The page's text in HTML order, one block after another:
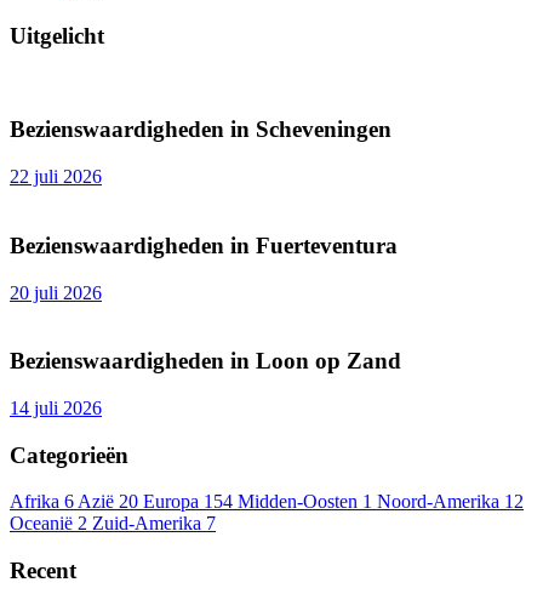
Uitgelicht
Bezienswaardigheden in Scheveningen
22 juli 2026
Bezienswaardigheden in Fuerteventura
20 juli 2026
Bezienswaardigheden in Loon op Zand
14 juli 2026
Categorieën
Afrika 6Azië 20 Europa 154 Midden-Oosten 1 Noord-Amerika 12
Oceanië 2 Zuid-Amerika 7
Recent